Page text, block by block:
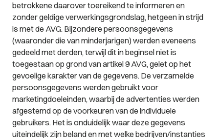
betrokkene daarover toereikend te informeren en
zonder geldige verwerkingsgrondslag, hetgeen in strijd
is met de AVG. Bijzondere persoonsgegevens
(waaronder die van minderjarigen) werden eveneens
gedeeld met derden, terwijl dit in beginsel niet is
toegestaan op grond van artikel 9 AVG, gelet op het
gevoelige karakter van de gegevens. De verzamelde
persoonsgegevens werden gebruikt voor
marketingdoeleinden, waarbij de advertenties werden
afgestemd op de voorkeuren van de individuele
gebruikers. Het is onduidelijk waar deze gegevens
uiteindelijk zijn beland en met welke bedrijven/instanties